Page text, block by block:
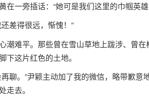
在一旁插话：“她可是我们这里的巾帼
差得很远，惭愧！”
潮难平。那些曾在雪山草地上跋涉、曾
下这片红色的土地。
聊。”尹颖主动加了我的微信，略带歉
走去。